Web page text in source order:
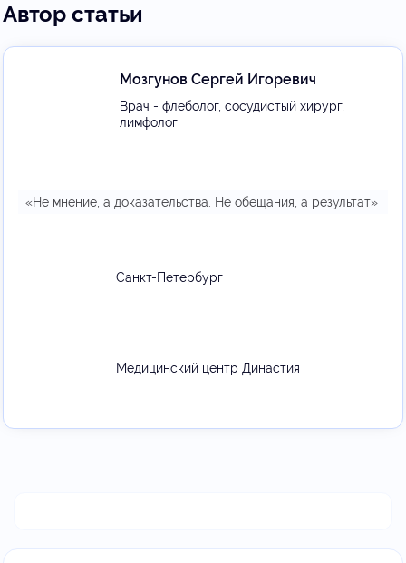
Автор статьи
Мозгунов Сергей Игоревич
Врач - флеболог, сосудистый хирург,
лимфолог
«Не мнение, а доказательства. Не обещания, а результат»
Санкт-Петербург
Медицинский центр Династия